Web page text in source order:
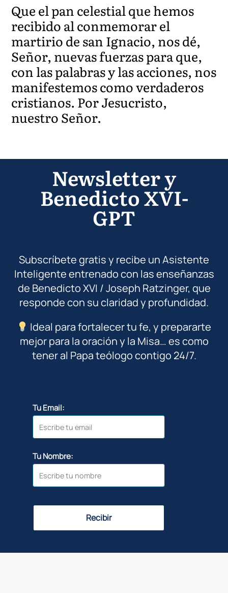
Que el pan celestial que hemos
recibido al conmemorar el
martirio de san Ignacio, nos dé,
Señor, nuevas fuerzas para que,
con las palabras y las acciones, nos
manifestemos como verdaderos
cristianos. Por Jesucristo,
nuestro Señor.
Newsletter y
Benedicto XVI-
GPT
Subscríbete gratis y recibe un Asistente
Inteligente entrenado con las enseñanzas
de Benedicto XVI / Joseph Ratzinger, que
responde con su claridad y profundidad.
Ideal para fortalecer tu fe, y prepararte
mejor para la oración y la Misa… es como
tener al Papa teólogo contigo 24/7.
Tu Email:
Tu Nombre:
Recibir